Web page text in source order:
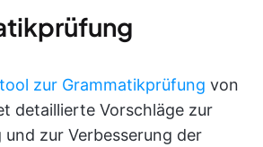
tool zur Grammatikprüfung von
detaillierte Vorschläge zur
und zur Verbesserung der